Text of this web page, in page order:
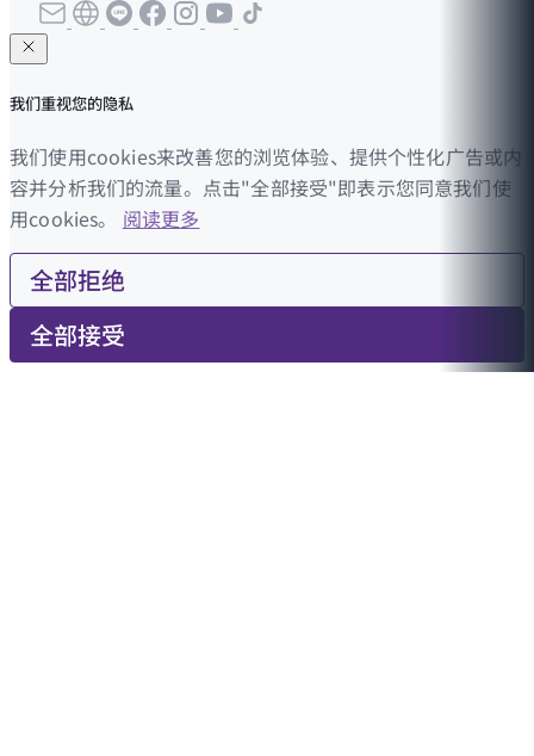
我们重视您的隐私
我们使用cookies来改善您的浏览体验、提供个性化广告或内
容并分析我们的流量。点击"全部接受"即表示您同意我们使
用cookies。 阅读更多
全部拒绝
全部接受